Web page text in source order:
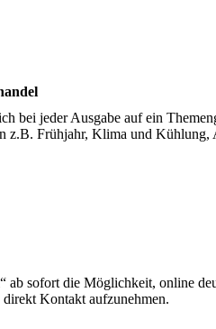
bei jeder Ausgabe auf ein
z.B. Frühjahr, Klima und
sofort die Möglichkeit, online
Kontakt aufzunehmen.